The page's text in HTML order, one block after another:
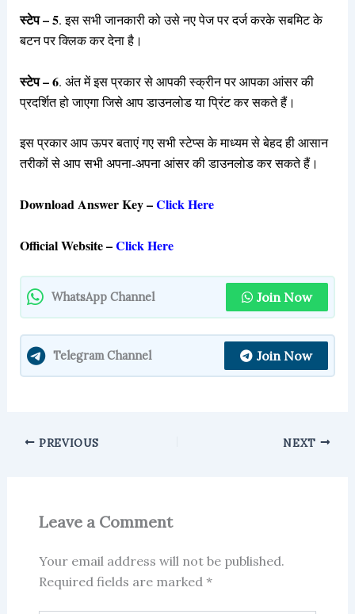
स्टेप – 5. इस सभी जानकारी को उसे नए पेज पर दर्ज करके सबमिट के
बटन पर क्लिक कर देना है।
स्टेप – 6. अंत में इस प्रकार से आपकी स्क्रीन पर आपका आंसर की
प्रदर्शित हो जाएगा जिसे आप डाउनलोड या प्रिंट कर सकते हैं।
इस प्रकार आप ऊपर बताएं गए सभी स्टेप्स के माध्यम से बेहद ही आसान
तरीकों से आप सभी अपना-अपना आंसर की डाउनलोड कर सकते हैं।
Download Answer Key –Click Here
Official Website –Click Here
WhatsApp Channel Join Now
Telegram Channel Join Now
PREVIOUS NEXT
Leave a Comment
Your email address will not be published.
Required fields are marked *